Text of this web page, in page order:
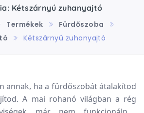
Kétszárnyú zuhanyajtó
Termékek
Fürdőszoba
Kétszárnyú zuhanyajtó
annak, ha a fürdőszobát átalakítod
A mai rohanó világban a rég